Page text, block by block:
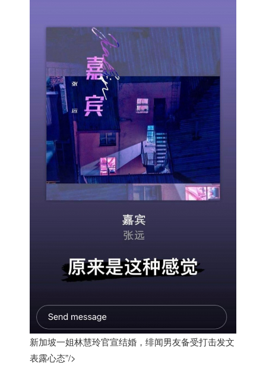
新加坡一姐林慧玲官宣结婚，绯闻男友备受打击发文
表露心态”/>